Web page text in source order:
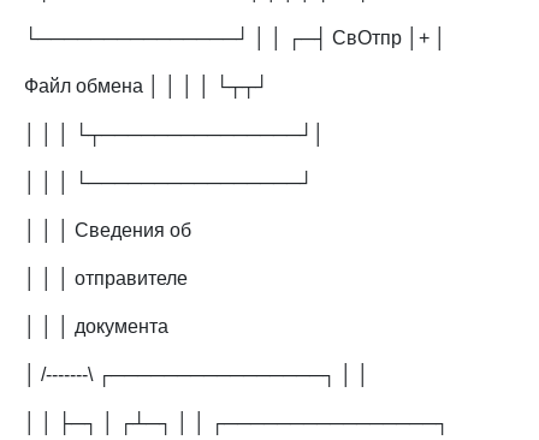
└───────────────┘ │ │ ┌─┤ СвОтпр │+ │
Файл обмена │ │ │ │ └┬┬┘
│ │ │ └┬───────────────┘│
│ │ │ └────────────────┘
│ │ │ Сведения об
│ │ │ отправителе
│ │ │ документа
│ /-------\ ┌────────────────┐ │ │
│ │ ├─┐ │ ┌┴─┐ │ │ ┌────────────────┐